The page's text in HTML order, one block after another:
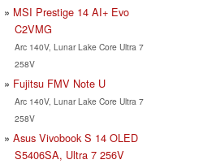
MSI Prestige 14 AI+ Evo
C2VMG
Arc 140V, Lunar Lake Core Ultra 7
258V
Fujitsu FMV Note U
Arc 140V, Lunar Lake Core Ultra 7
258V
Asus Vivobook S 14 OLED
S5406SA, Ultra 7 256V